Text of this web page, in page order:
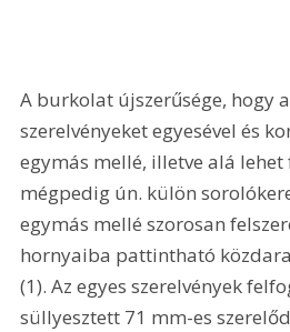
A burkolat újszerűsége, hogy
szerelvényeket egyesével és
egymás mellé, illetve alá lehet
mégpedig ún. külön
egymás mellé szorosan
hornyaiba pattintható
(1). Az egyes szerelvények
süllyesztett 71 mm-es